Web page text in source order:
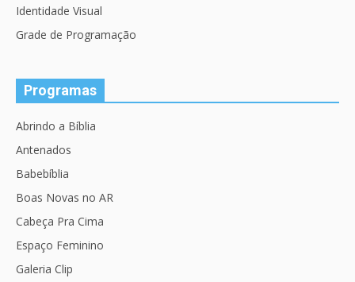
Identidade Visual
Grade de Programação
Programas
Abrindo a Bíblia
Antenados
Babebíblia
Boas Novas no AR
Cabeça Pra Cima
Espaço Feminino
Galeria Clip